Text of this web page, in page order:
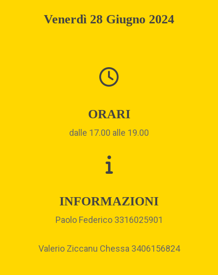
Venerdì 28 Giugno 2024
ORARI
dalle 17.00 alle 19.00
INFORMAZIONI
Paolo Federico 3316025901
Valerio Ziccanu Chessa 3406156824